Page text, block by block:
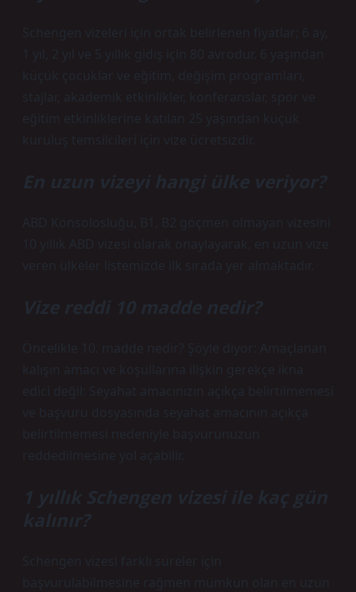
Schengen vizeleri için ortak belirlenen fiyatlar; 6 ay,
1 yıl, 2 yıl ve 5 yıllık gidiş için 80 avrodur. 6 yaşından
küçük çocuklar ve eğitim, değişim programları,
stajlar, akademik etkinlikler, konferanslar, spor ve
eğitim etkinliklerine katılan 25 yaşından küçük
kuruluş temsilcileri için vize ücretsizdir.
En uzun vizeyi hangi ülke veriyor?
ABD Konsolosluğu, B1, B2 göçmen olmayan vizesini
10 yıllık ABD vizesi olarak onaylayarak, en uzun vize
veren ülkeler listemizde ilk sırada yer almaktadır.
Vize reddi 10 madde nedir?
Öncelikle 10. madde nedir? Şöyle diyor: Amaçlanan
kalışın amacı ve koşullarına ilişkin gerekçe ikna
edici değil: Seyahat amacınızın açıkça belirtilmemesi
ve başvuru dosyasında seyahat amacının açıkça
belirtilmemesi nedeniyle başvurunuzun
reddedilmesine yol açabilir.
1 yıllık Schengen vizesi ile kaç gün
kalınır?
Schengen vizesi farklı süreler için
başvurulabilmesine rağmen mümkün olan en uzun